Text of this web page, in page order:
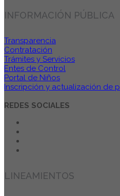
INFORMACIÓN PÚBLICA
Transparencia
Contratación
Trámites y Servicios
Entes de Control
Portal de Niños
Inscripción y actualización de
REDES SOCIALES
LINEAMIENTOS